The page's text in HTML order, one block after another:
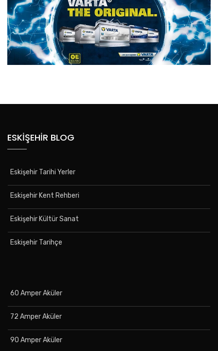
ESKIŞEHIR BLOG
Eskişehir Tarihi Yerler
Eskişehir Kent Rehberi
Eskişehir Kültür Sanat
Eskişehir Tarihçe
60 Amper Aküler
72 Amper Aküler
90 Amper Aküler